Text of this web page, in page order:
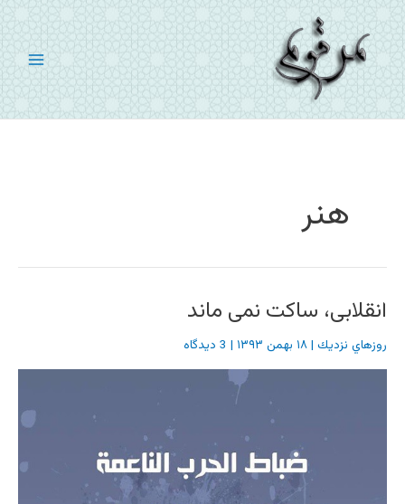
پرش
به
محتوا
هنر
انقلابی، ساکت نمی ماند
روزهاي نزديك |۱۸ بهمن ۱۳۹۳ | 3 دیدگاه